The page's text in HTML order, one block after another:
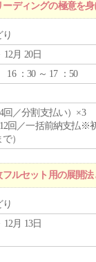
ディングの極意を身
12月 20日
16 ：30 ～ 17 ：50
回／分割支払い）×3
12回／一括前納支払※
）
ルセット用の展開法
12月 13日